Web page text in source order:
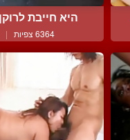
היא חייבת
6364 צפיות |